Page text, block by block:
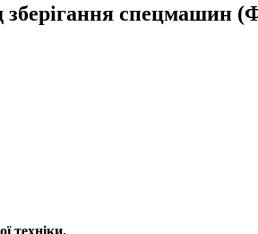
зберігання спецмашин
техніки.